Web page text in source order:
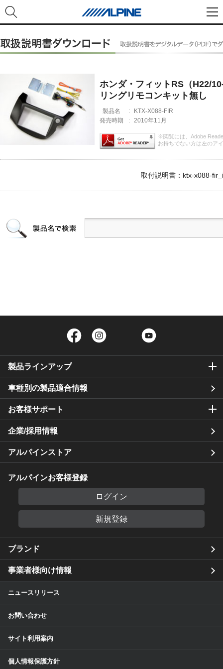
ホンダ・フィットRS（H22/
リングリモコンキット無し
製品名 :
KTX-X088-FIR
発売時期
: 2010年11月
※閲覧には、Adobe
お持ちでない方は左のア
取付説明書：ktx-x088-
Facebook Twitter
製品ラインアップ
車種別の製品適合情報
お客様サポート
企業/採用情報
アルパインストア
アルパインお客様登録
ログイン
新規登録
ブランド
事業者様向け情報
ニュースリリース
お問い合わせ
サイト利用案内
個人情報保護方針